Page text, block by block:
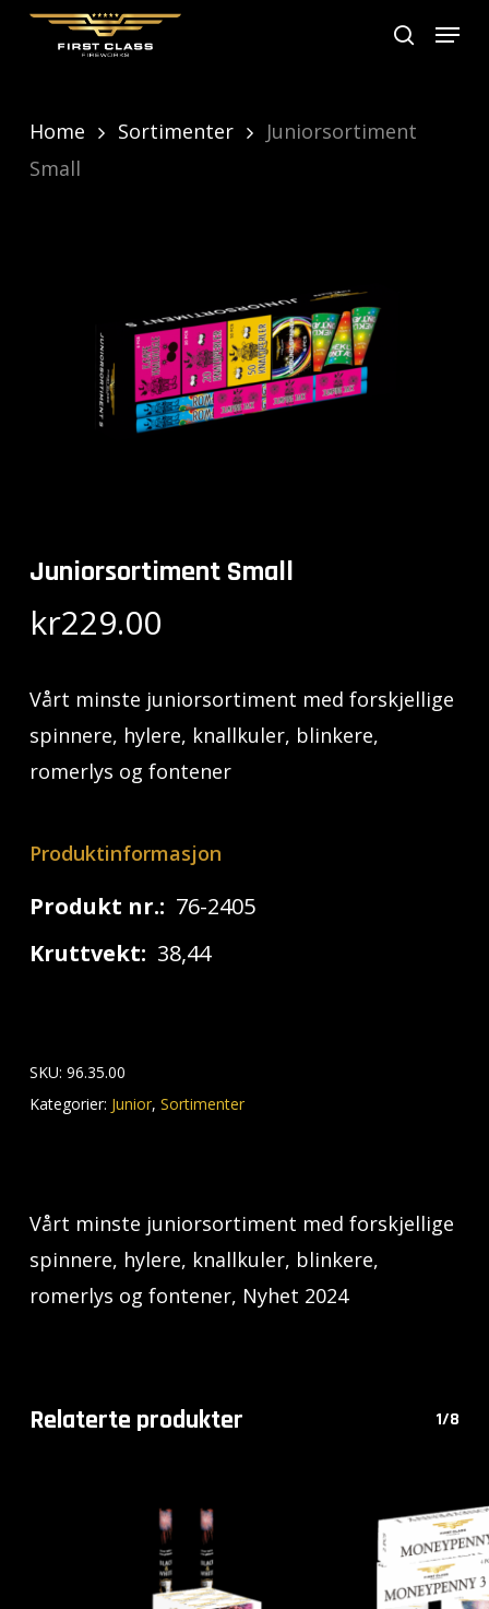
Skip
content
search
Menu
Home Sortimenter
Juniorsortiment
Small
Juniorsortiment Small
kr229.00
Vårt minste juniorsortiment med forskjellige
spinnere, hylere, knallkuler, blinkere,
romerlys og fontener
Produktinformasjon
Produkt nr.: 76-2405
Kruttvekt: 38,44
SKU: 96.35.00
Kategorier: Junior, Sortimenter
Vårt minste juniorsortiment med forskjellige
spinnere, hylere, knallkuler, blinkere,
romerlys og fontener, Nyhet 2024
Relaterte produkter 1/8